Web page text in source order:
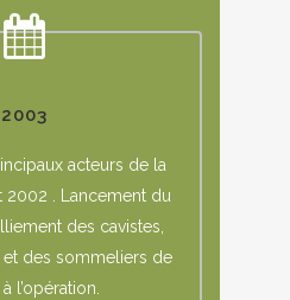
2003
acteurs de la
2002 . Lancement du
des cavistes,
des sommeliers de
l’opération.